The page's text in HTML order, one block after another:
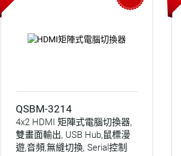
QSBM-3214
4x2 HDMI 矩陣式電腦切換器,
雙畫面輸出, USB Hub,鼠標漫
遊,音頻,無縫切換, Serial控制